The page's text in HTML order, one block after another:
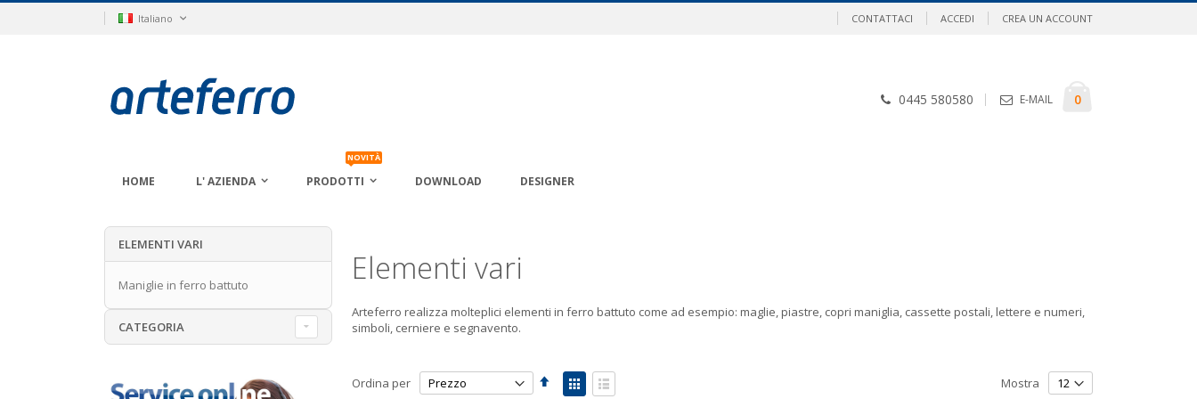
Salta
LinguaItaliano CONTATTACI ACCEDI CREA UN ACCOUNT
0elementi
0445 580580 E-MAIL
HOME L' AZIENDA PRODOTTI
NOVITÀ
DOWNLOAD DESIGNER
Elementi vari
Arteferro realizza molteplici elementi in ferro battuto come ad esempio: maglie, piastre, copri maniglia, cassette postali, lettere e numeri,
simboli, cerniere e segnavento.
Ordina per
Imposta
Mostra
come
Mostra
ELEMENTI VARI
Maniglie in ferro battuto
CATEGORIA